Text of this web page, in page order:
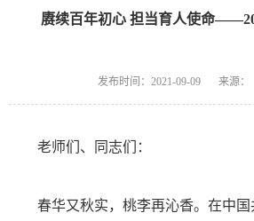
赓续百年初心 担当育人使命
发布时间：2021-09-09 来源：
老师们、同志们：
春华又秋实，桃李再沁香。在中国